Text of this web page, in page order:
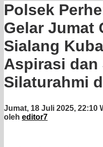
Polsek
Gelar Jumat
Sialang
Aspirasi dan
Silaturahmi
Jumat, 18 Juli 2025, 22:10
oleh editor7